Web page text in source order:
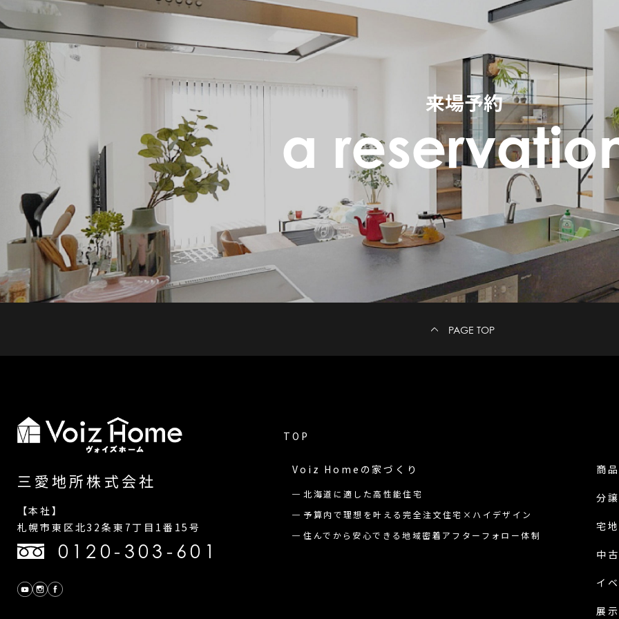
ウッドデッキ(1)
庭(4)
カーポート(6)
カントリー(1)
ジャパンディ(1)
インダストリアル(1)
カフェ風(7)
北欧(2)
スタイリッシュ(1)
シック(6)
モノトーン(2)
ナチュラル(13)
Archive
来場予約
a
PAGE TOP
三愛地所株式会社
【本社】
札幌市東区北32条東7丁目1番15号
0120-303-601
TOP
Voiz Homeの 家づくり
北海道に適した高性能住宅
予算内で理想を叶える完全注文住宅×ハイデザイン
住んでから安心できる地域密着アフターフォロー体制
商
分
宅
中
イ
展